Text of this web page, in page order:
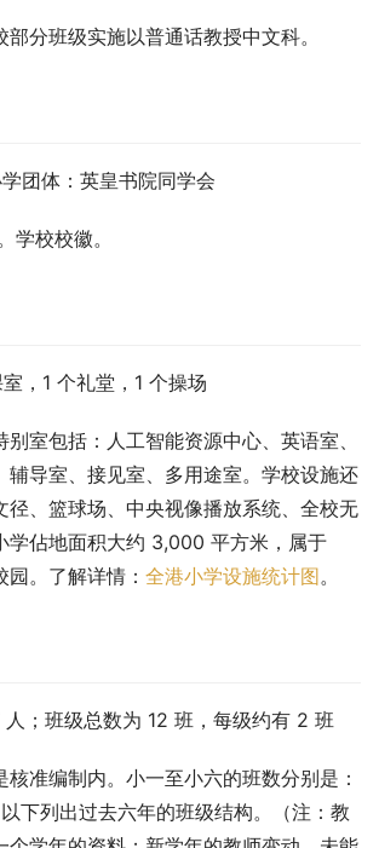
部分班级实施以普通话教授中文科。
团体：英皇书院同学会
学校校徽。
，1 个礼堂，1 个操场
室包括：人工智能资源中心、英语室、
辅导室、接见室、多用途室。学校设施还
径、篮球场、中央视像播放系统、全校无
学佔地面积大约 3,000 平方米，属于
园。了解详情： 全港小学设施统计图。
；班级总数为 12 班，每级约有 2 班
准编制内。小一至小六的班数分别是：
下列出过去六年的班级结构。（注：教